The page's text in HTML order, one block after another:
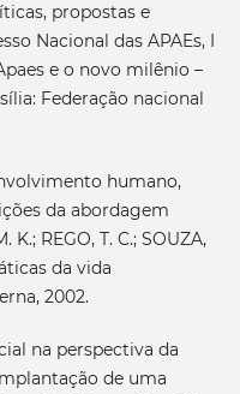
propostas e
Nacional das APAEs, I
e o novo milênio –
Federação nacional
humano,
da abordagem
REGO, T. C.; SOUZA,
da vida
2002.
na perspectiva da
de uma